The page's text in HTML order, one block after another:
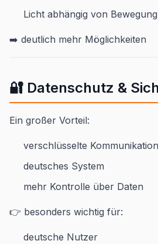
Licht abhängig von
➡️ deutlich mehr Möglichkeiten
🔐 Datenschutz &
Ein großer Vorteil:
verschlüsselte Kommunikation
deutsches System
mehr Kontrolle über Daten
👉 besonders wichtig für:
deutsche Nutzer